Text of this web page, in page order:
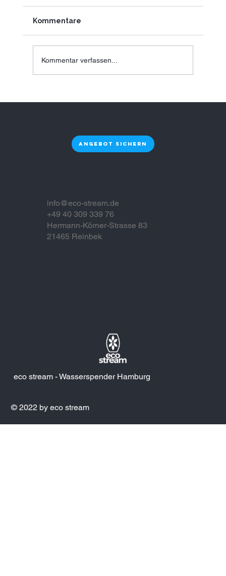
Kommentare
Kommentar verfassen...
Angebot sichern
info@eco-stream.de
+49 40 309 339 76
Hermann-Körner-Strasse 83
21465 Reinbek
eco stream - Wasserspender Hamburg
© 2022 by eco stream